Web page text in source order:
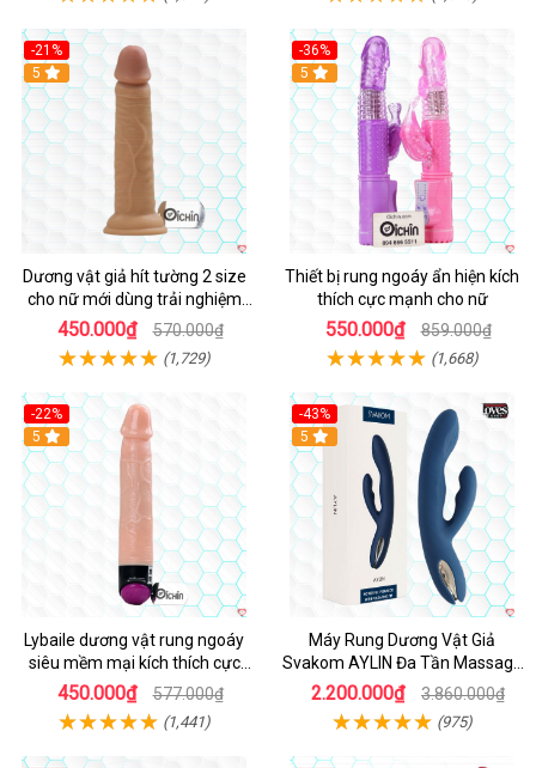
-21%
Hot
5
Dương vật giả hít tường 2 size
cho nữ mới dùng trải nghiệm
thật
450.000₫ 570.000₫
(1,729)
-36%
Hot
5
Thiết bị rung ngoáy ẩn hiện kích
thích cực mạnh cho nữ
550.000₫ 859.000₫
(1,668)
-22%
Hot
5
Lybaile dương vật rung ngoáy
siêu mềm mại kích thích cực
mạnh
450.000₫ 577.000₫
(1,441)
-43%
Hot
5
Máy Rung Dương Vật Giả
Svakom AYLIN Đa Tần Massage
Sướng
2.200.000₫ 3.860.000₫
(975)